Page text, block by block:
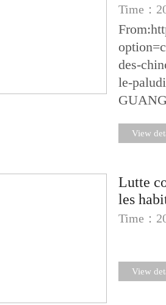
Time：
des-
le-
View
Lutte
les
Time：
View